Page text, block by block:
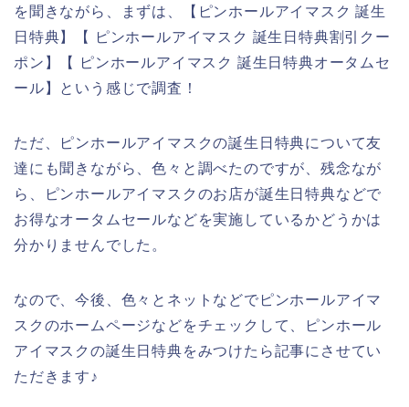
を聞きながら、まずは、【ピンホールアイマスク 誕生
日特典】【 ピンホールアイマスク 誕生日特典割引クー
ポン】【 ピンホールアイマスク 誕生日特典オータムセ
ール】という感じで調査！
ただ、ピンホールアイマスクの誕生日特典について友
達にも聞きながら、色々と調べたのですが、残念なが
ら、ピンホールアイマスクのお店が誕生日特典などで
お得なオータムセールなどを実施しているかどうかは
分かりませんでした。
なので、今後、色々とネットなどでピンホールアイマ
スクのホームページなどをチェックして、ピンホール
アイマスクの誕生日特典をみつけたら記事にさせてい
ただきます♪